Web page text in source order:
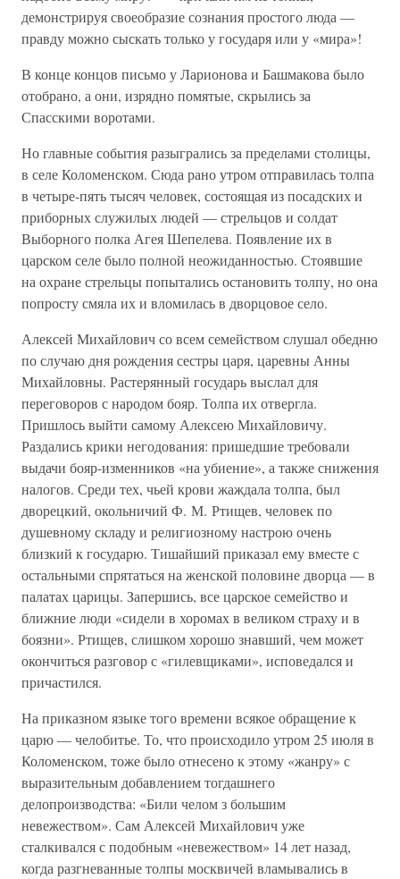
демонстрируя своеобразие сознания простого люда —
правду можно сыскать только у государя или у «мира»!
В конце концов письмо у Ларионова и Башмакова было
отобрано, а они, изрядно помятые, скрылись за
Спасскими воротами.
Но главные события разыгрались за пределами столицы,
в селе Коломенском. Сюда рано утром отправилась толпа
в четыре-пять тысяч человек, состоящая из посадских и
приборных служилых людей — стрельцов и солдат
Выборного полка Агея Шепелева. Появление их в
царском селе было полной неожиданностью. Стоявшие
на охране стрельцы попытались остановить толпу, но она
попросту смяла их и вломилась в дворцовое село.
Алексей Михайлович со всем семейством слушал обедню
по случаю дня рождения сестры царя, царевны Анны
Михайловны. Растерянный государь выслал для
переговоров с народом бояр. Толпа их отвергла.
Пришлось выйти самому Алексею Михайловичу.
Раздались крики негодования: пришедшие требовали
выдачи бояр-изменников «на убиение», а также снижения
налогов. Среди тех, чьей крови жаждала толпа, был
дворецкий, окольничий Ф. М. Ртищев, человек по
душевному складу и религиозному настрою очень
близкий к государю. Тишайший приказал ему вместе с
остальными спрятаться на женской половине дворца — в
палатах царицы. Запершись, все царское семейство и
ближние люди «сидели в хоромах в великом страху и в
боязни». Ртищев, слишком хорошо знавший, чем может
окончиться разговор с «гилевщиками», исповедался и
причастился.
На приказном языке того времени всякое обращение к
царю — челобитье. То, что происходило утром 25 июля в
Коломенском, тоже было отнесено к этому «жанру» с
выразительным добавлением тогдашнего
делопроизводства: «Били челом з большим
невежеством». Сам Алексей Михайлович уже
сталкивался с подобным «невежеством» 14 лет назад,
когда разгневанные толпы москвичей вламывались в